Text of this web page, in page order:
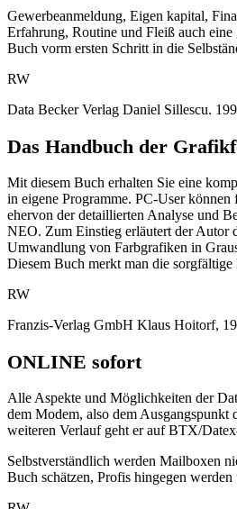
Gewerbeanmeldung, Eigen kapital,
Erfahrung, Routine und Fleiß auch
Buch vorm ersten Schritt in die
RW
Data Becker Verlag Daniel Sillescu.
Das Handbuch der
Mit diesem Buch erhalten Sie eine
in eigene Programme. PC-User
ehervon der detaillierten Analyse und
NEO. Zum Einstieg erläutert der Autor
Umwandlung von Farbgrafiken in
Diesem Buch merkt man die
RW
Franzis-Verlag GmbH Klaus Hoitorf,
ONLINE sofort
Alle Aspekte und Möglichkeiten der
dem Modem, also dem Ausgangspunkt
weiteren Verlauf geht er auf BTX/
Selbstverständlich werden Mailboxen
Buch schätzen, Profis hingegen